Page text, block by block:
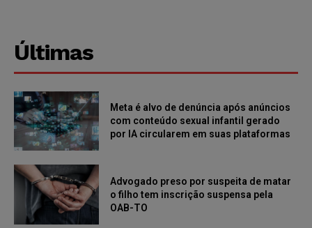
Últimas
Meta é alvo de denúncia após anúncios
com conteúdo sexual infantil gerado
por IA circularem em suas plataformas
Advogado preso por suspeita de matar
o filho tem inscrição suspensa pela
OAB-TO